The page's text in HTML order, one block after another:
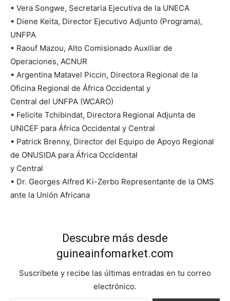
• Vera Songwe, Secretaria Ejecutiva de la UNECA
• Diene Keita, Director Ejecutivo Adjunto (Programa),
UNFPA
• Raouf Mazou, Alto Comisionado Auxiliar de
Operaciones, ACNUR
• Argentina Matavel Piccin, Directora Regional de la
Oficina Regional de África Occidental y
Central del UNFPA (WCARO)
• Felicite Tchibindat, Directora Regional Adjunta de
UNICEF para África Occidental y Central
• Patrick Brenny, Director del Equipo de Apoyo Regional
de ONUSIDA para África Occidental
y Central
• Dr. Georges Alfred Ki-Zerbo Representante de la OMS
ante la Unión Africana
Descubre más desde
guineainfomarket.com
Suscríbete y recibe las últimas entradas en tu correo
electrónico.
Escribe tu correo electrónico…